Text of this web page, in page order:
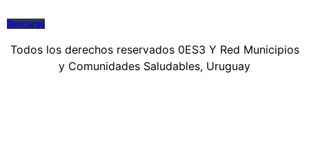
Descarga
Todos los derechos reservados 0ES3 Y Red Municipios
y Comunidades Saludables, Uruguay